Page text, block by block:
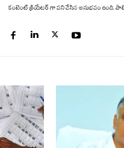
కంటెంట్ క్రియేటర్ గా పని చేసిన అనుభవం ఉంది.